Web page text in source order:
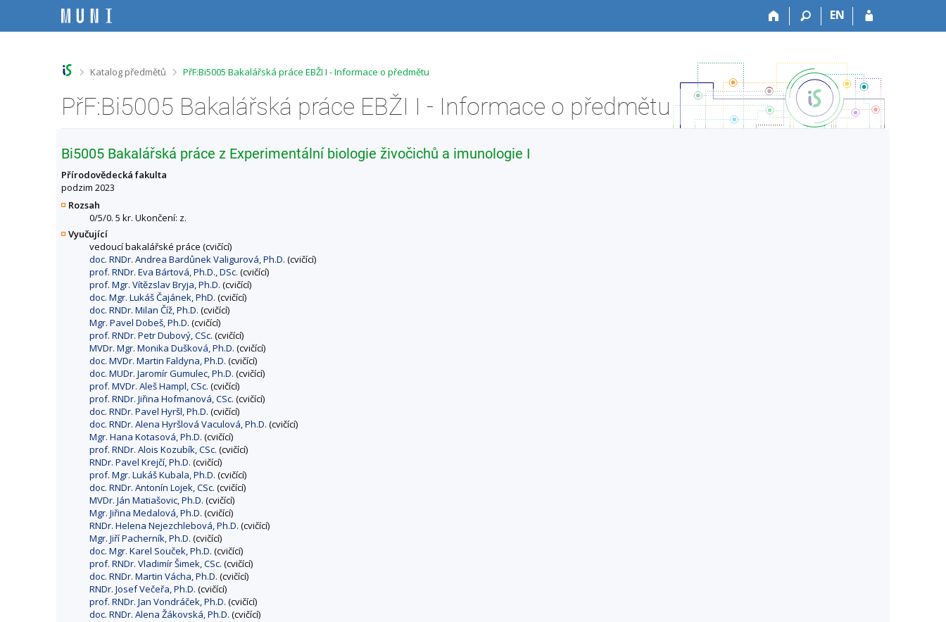
e
e
e
e
EN
>Katalog předmětů >
PřF:Bi5005 Bakalářská práce EBŽI I - Informace o předmětu
PřF:Bi5005 Bakalářská práce EBŽI I - Informace o předmětu
Bi5005 Bakalářská práce z Experimentální biologie živočichů a imunologie I
Přírodovědecká fakulta
podzim 2023
Rozsah
0/5/0. 5 kr. Ukončení: z.
Vyučující
vedoucí bakalářské práce (cvičící)
doc. RNDr. Andrea Bardůnek Valigurová, Ph.D. (cvičící)
prof. RNDr. Eva Bártová, Ph.D., DSc. (cvičící)
prof. Mgr. Vítězslav Bryja, Ph.D. (cvičící)
doc. Mgr. Lukáš Čajánek, PhD. (cvičící)
doc. RNDr. Milan Číž, Ph.D. (cvičící)
Mgr. Pavel Dobeš, Ph.D. (cvičící)
prof. RNDr. Petr Dubový, CSc. (cvičící)
MVDr. Mgr. Monika Dušková, Ph.D. (cvičící)
doc. MVDr. Martin Faldyna, Ph.D. (cvičící)
doc. MUDr. Jaromír Gumulec, Ph.D. (cvičící)
prof. MVDr. Aleš Hampl, CSc. (cvičící)
prof. RNDr. Jiřina Hofmanová, CSc. (cvičící)
doc. RNDr. Pavel Hyršl, Ph.D. (cvičící)
doc. RNDr. Alena Hyršlová Vaculová, Ph.D. (cvičící)
Mgr. Hana Kotasová, Ph.D. (cvičící)
prof. RNDr. Alois Kozubík, CSc. (cvičící)
RNDr. Pavel Krejčí, Ph.D. (cvičící)
prof. Mgr. Lukáš Kubala, Ph.D. (cvičící)
doc. RNDr. Antonín Lojek, CSc. (cvičící)
MVDr. Ján Matiašovic, Ph.D. (cvičící)
Mgr. Jiřina Medalová, Ph.D. (cvičící)
RNDr. Helena Nejezchlebová, Ph.D. (cvičící)
Mgr. Jiří Pacherník, Ph.D. (cvičící)
doc. Mgr. Karel Souček, Ph.D. (cvičící)
prof. RNDr. Vladimír Šimek, CSc. (cvičící)
doc. RNDr. Martin Vácha, Ph.D. (cvičící)
RNDr. Josef Večeřa, Ph.D. (cvičící)
prof. RNDr. Jan Vondráček, Ph.D. (cvičící)
doc. RNDr. Alena Žákovská, Ph.D. (cvičící)